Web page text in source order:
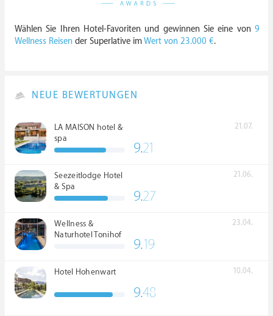
Wählen Sie Ihren Hotel-Favoriten und gewinnen Sie eine von 9
Wellness Reisen der Superlative imWert von 23.000 €.
NEUE BEWERTUNGEN
LA MAISON hotel &
spa
21.07.
9.21
Seezeitlodge Hotel
& Spa
21.06.
9.27
Wellness &
Naturhotel Tonihof
23.04.
9.19
Hotel Hohenwart 10.04.
9.48